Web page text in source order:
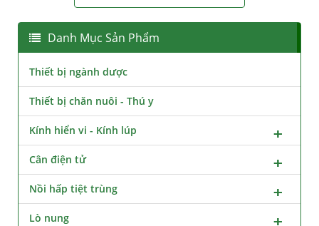
Danh Mục Sản Phẩm
Thiết bị ngành dược
Thiết bị chăn nuôi - Thú y
Kính hiển vi - Kính lúp
Cân điện tử
Nồi hấp tiệt trùng
Lò nung